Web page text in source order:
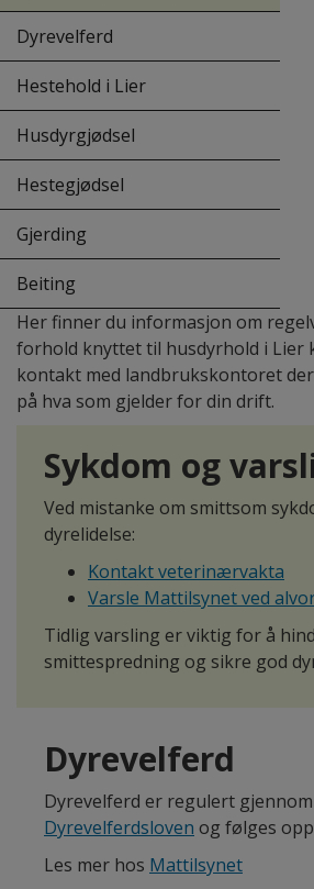
Dyrevelferd
Hestehold i Lier
Husdyrgjødsel
Hestegjødsel
Gjerding
Beiting
Her finner du informasjon om
forhold knyttet til husdyrhold i Lier
kontakt med landbrukskontoret
på hva som gjelder for din drift.
Sykdom og
Ved mistanke om smittsom
dyrelidelse:
Kontakt veterinærvakta
Varsle Mattilsynet ved
Tidlig varsling er viktig for å
smittespredning og sikre god
Dyrevelferd
Dyrevelferd er regulert gjennom
Dyrevelferdsloven og følges
Les mer hos Mattilsynet